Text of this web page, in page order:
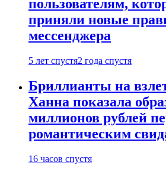
пользователям,
приняли новые
мессенджера
5 лет спустя2 года спустя
Бриллианты на
Ханна показала
миллионов рублей
романтическим
16 часов спустя